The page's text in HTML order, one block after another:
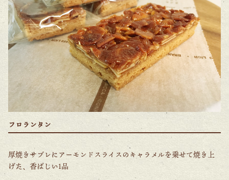
フロランタン
厚焼きサブレにアーモンドスライスのキャラメルを乗せて焼き上
げた、香ばしい1品